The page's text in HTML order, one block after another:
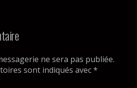
ne sera pas publiée.
sont indiqués avec*